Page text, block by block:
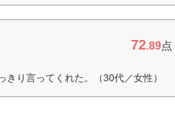
72.89点
り言ってくれた。（30代／女性）